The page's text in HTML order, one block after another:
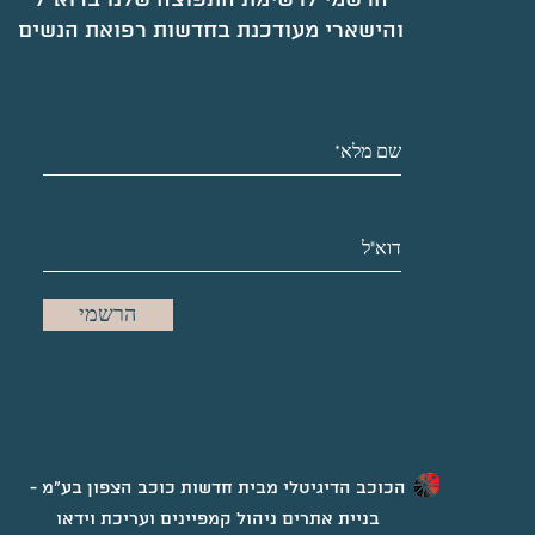
והישארי מעודכנת בחדשות רפואת הנשים
הרשמי
הכוכב הדיגיטלי מבית חדשות כוכב הצפון בע"מ -
בניית אתרים ניהול קמפיינים ועריכת וידאו